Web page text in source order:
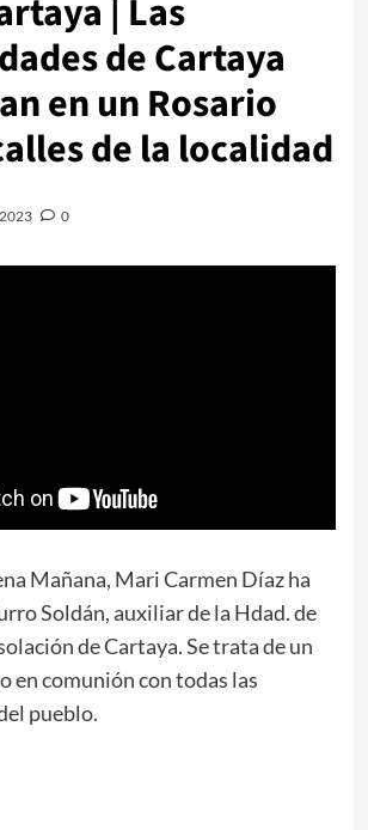
| Las
de Cartaya
en un Rosario
de la localidad
0
Mañana, Mari Carmen Díaz ha
Soldán, auxiliar de la Hdad. de
de Cartaya. Se trata de un
en comunión con todas las
pueblo.